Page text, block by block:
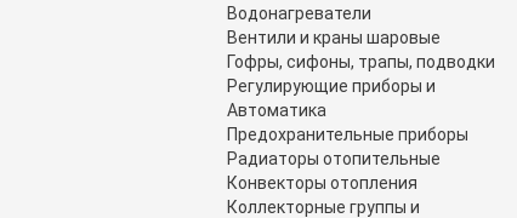
Водонагреватели
Вентили и краны шаровые
Гофры, сифоны, трапы, подводки
Регулирующие приборы и
Автоматика
Предохранительные приборы
Радиаторы отопительные
Конвекторы отопления
Коллекторные группы и